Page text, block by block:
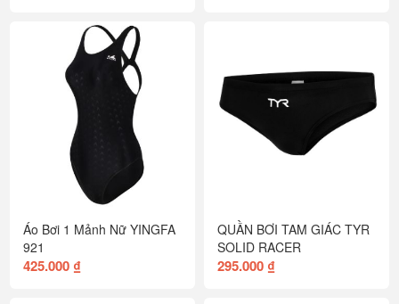
Áo Bơi 1 Mảnh Nữ YINGFA
921
425.000 ₫
QUẦN BƠI TAM GIÁC TYR
SOLID RACER
295.000 ₫